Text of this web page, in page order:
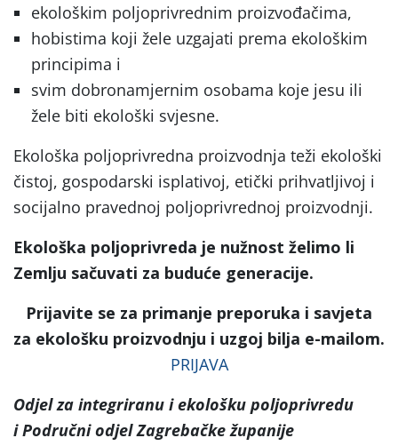
ekološkim poljoprivrednim proizvođačima,
hobistima koji žele uzgajati prema ekološkim
principima i
svim dobronamjernim osobama koje jesu ili
žele biti ekološki svjesne.
Ekološka poljoprivredna proizvodnja teži ekološki
čistoj, gospodarski isplativoj, etički prihvatljivoj i
socijalno pravednoj poljoprivrednoj proizvodnji.
Ekološka poljoprivreda je nužnost želimo li
Zemlju sačuvati za buduće generacije.
Prijavite se za primanje preporuka i savjeta
za ekološku proizvodnju i uzgoj bilja e-mailom.
PRIJAVA
Odjel za integriranu i ekološku poljoprivredu
i Područni odjel Zagrebačke županije